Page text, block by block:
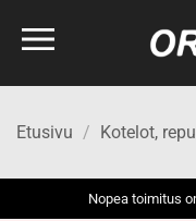
Etusivu / Kotelot,
Nopea toimitus